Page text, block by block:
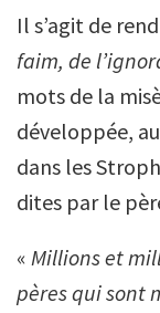
Il s’agit de
faim, de
mots de la
développée,
dans les
dites par le
« Millions et
pères qui sont